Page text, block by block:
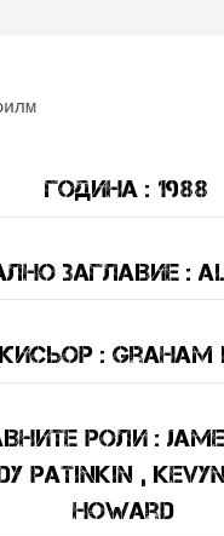
Година : 1988
Заглавие :
: Graham
Роли :
Patinkin ,
Howard